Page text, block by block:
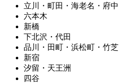
立川・町田・海老名・府中
六本木
新橋
下北沢・代田
品川・田町・浜松町・竹芝
新宿
汐留・天王洲
四谷